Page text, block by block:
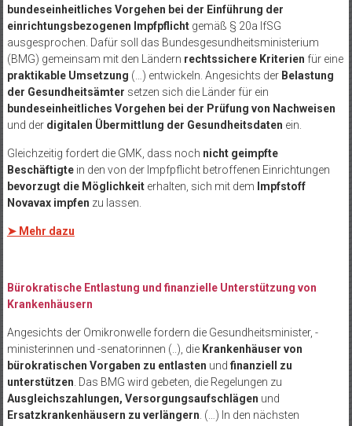
bundeseinheitliches Vorgehen bei der Einführung der
einrichtungsbezogenen Impfpflichtgemäß § 20a IfSG
ausgesprochen. Dafür soll das Bundesgesundheitsministerium
(BMG) gemeinsam mit den Ländern rechtssichere Kriterien für eine
praktikable Umsetzung (…) entwickeln. Angesichts der Belastung
der Gesundheitsämter setzen sich die Länder für ein
bundeseinheitliches Vorgehen bei der Prüfung von Nachweisen
und der digitalen Übermittlung der Gesundheitsdaten ein.
Gleichzeitig fordert die GMK, dass noch nicht geimpfte
Beschäftigtein den von der Impfpflicht betroffenen Einrichtungen
bevorzugt die Möglichkeiterhalten, sich mit dem Impfstoff
Novavax impfen zu lassen.
➤ Mehr dazu
Bürokratische Entlastung und finanzielle Unterstützung von
Krankenhäusern
Angesichts der Omikronwelle fordern die Gesundheitsminister, -
ministerinnen und -senatorinnen (..), die Krankenhäuser von
bürokratischen Vorgaben zu entlasten und finanziell zu
unterstützen . Das BMG wird gebeten, die Regelungen zu
Ausgleichszahlungen, Versorgungsaufschlägen und
Ersatzkrankenhäusern zu verlängern . (…) In den nächsten